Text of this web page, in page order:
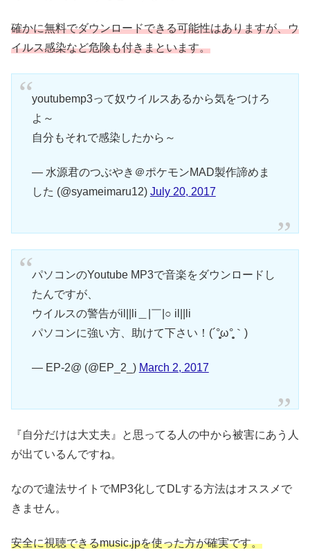
確かに無料でダウンロードできる可能性はありますが、ウ
イルス感染など危険も付きまといます。
youtubemp3って奴ウイルスあるから気をつけろ
よ～
自分もそれで感染したから～
— 水源君のつぶやき＠ポケモンMAD製作諦めま
した (@syameimaru12) July 20, 2017
パソコンのYoutube MP3で音楽をダウンロードし
たんですが、
ウイルスの警告がil||li＿|￣|○ il||li
パソコンに強い方、助けて下さい！(´°̥̥̥ω°̥̥̥｀)
— EP-2@ (@EP_2_) March 2, 2017
『自分だけは大丈夫』と思ってる人の中から被害にあう人
が出ているんですね。
なので違法サイトでMP3化してDLする方法はオススメで
きません。
安全に視聴できるmusic.jpを使った方が確実です。